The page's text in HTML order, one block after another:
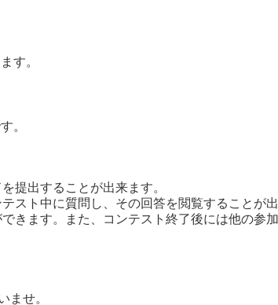
す。
。
提出することが出来ます。
スト中に質問し、その回答を閲覧することが
きます。また、コンテスト終了後には他の参
ませ。